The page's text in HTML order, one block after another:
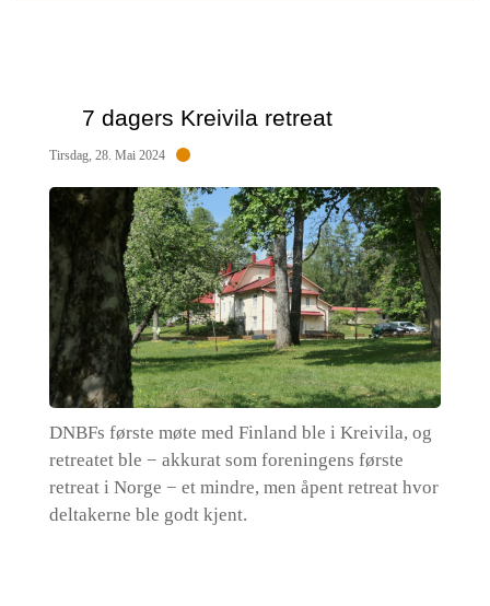
7 dagers Kreivila retreat
Tirsdag, 28. Mai 2024
DNBFs første møte med Finland ble i Kreivila, og
retreatet ble − akkurat som foreningens første
retreat i Norge − et mindre, men åpent retreat hvor
deltakerne ble godt kjent.